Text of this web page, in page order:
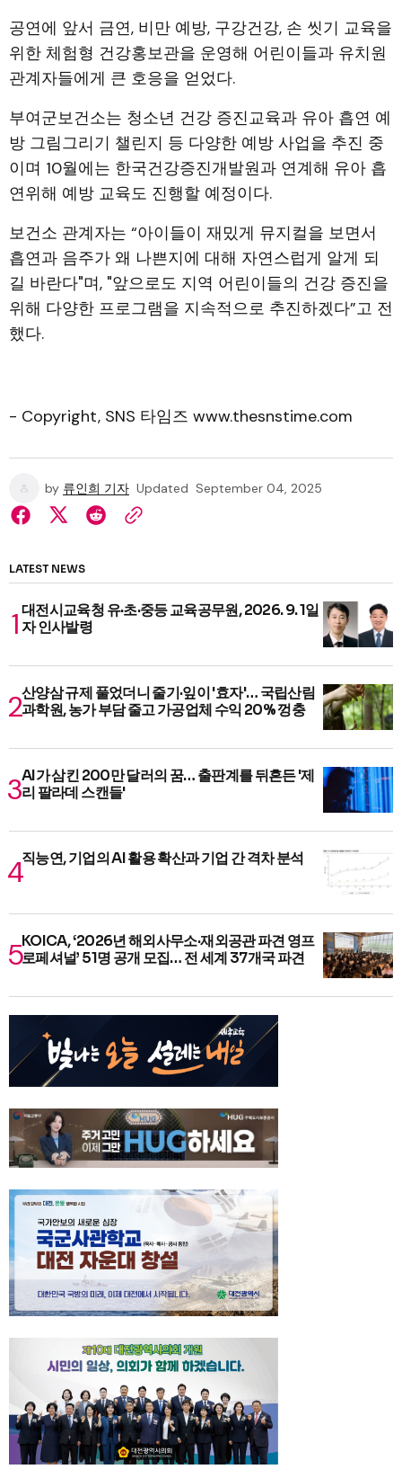
공연에 앞서 금연, 비만 예방, 구강건강, 손 씻기 교육을
위한 체험형 건강홍보관을 운영해 어린이들과 유치원
관계자들에게 큰 호응을 얻었다.
부여군보건소는 청소년 건강 증진교육과 유아 흡연 예
방 그림그리기 챌린지 등 다양한 예방 사업을 추진 중
이며 10월에는 한국건강증진개발원과 연계해 유아 흡
연위해 예방 교육도 진행할 예정이다.
보건소 관계자는 “아이들이 재밌게 뮤지컬을 보면서
흡연과 음주가 왜 나쁜지에 대해 자연스럽게 알게 되
길 바란다"며, "앞으로도 지역 어린이들의 건강 증진을
위해 다양한 프로그램을 지속적으로 추진하겠다”고 전
했다.
- Copyright, SNS 타임즈 www.thesnstime.com
by 류인희 기자 Updated September 04, 2025
LATEST NEWS
대전시교육청 유·초·중등 교육공무원, 2026. 9. 1일
자 인사발령
산양삼 규제 풀었더니 줄기·잎이 '효자'… 국립산림
과학원, 농가 부담 줄고 가공업체 수익 20% 껑충
AI가 삼킨 200만 달러의 꿈… 출판계를 뒤흔든 '제
리 팔라데 스캔들'
직능연, 기업의 AI 활용 확산과 기업 간 격차 분석
KOICA, ‘2026년 해외사무소·재외공관 파견 영프
로페셔널’ 51명 공개 모집… 전 세계 37개국 파견